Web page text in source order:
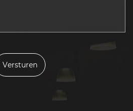
Versturen